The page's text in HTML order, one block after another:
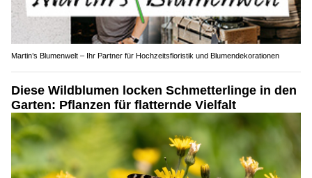
Martin’s Blumenwelt – Ihr Partner für Hochzeitsfloristik und Blumendekorationen
Diese Wildblumen locken Schmetterlinge in den
Garten: Pflanzen für flatternde Vielfalt